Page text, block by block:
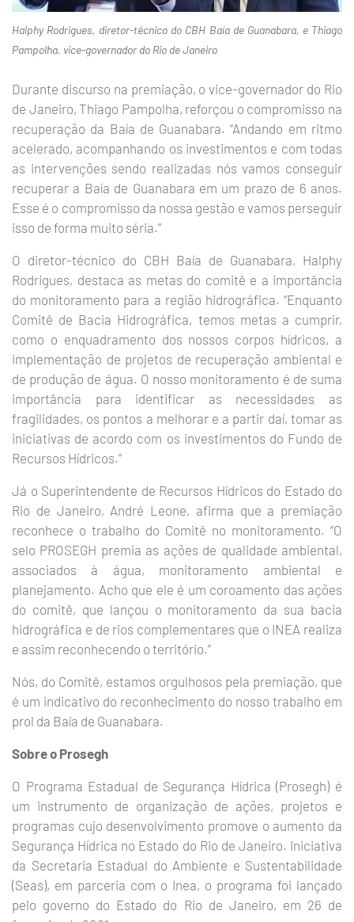
Halphy Rodrigues, diretor-técnico do CBH Baía de Guanabara, e Thiago
Pampolha, vice-governador do Rio de Janeiro
Durante discurso na premiação, o vice-governador do Rio
de Janeiro, Thiago Pampolha, reforçou o compromisso na
recuperação da Baía de Guanabara. “Andando em ritmo
acelerado, acompanhando os investimentos e com todas
as intervenções sendo realizadas nós vamos conseguir
recuperar a Baía de Guanabara em um prazo de 6 anos.
Esse é o compromisso da nossa gestão e vamos perseguir
isso de forma muito séria.”
O diretor-técnico do CBH Baía de Guanabara, Halphy
Rodrigues, destaca as metas do comitê e a importância
do monitoramento para a região hidrográfica. “Enquanto
Comitê de Bacia Hidrográfica, temos metas a cumprir,
como o enquadramento dos nossos corpos hídricos, a
implementação de projetos de recuperação ambiental e
de produção de água. O nosso monitoramento é de suma
importância para identificar as necessidades as
fragilidades, os pontos a melhorar e a partir daí, tomar as
iniciativas de acordo com os investimentos do Fundo de
Recursos Hídricos.”
Já o Superintendente de Recursos Hídricos do Estado do
Rio de Janeiro, André Leone, afirma que a premiação
reconhece o trabalho do Comitê no monitoramento. “O
selo PROSEGH premia as ações de qualidade ambiental,
associados à água, monitoramento ambiental e
planejamento. Acho que ele é um coroamento das ações
do comitê, que lançou o monitoramento da sua bacia
hidrográfica e de rios complementares que o INEA realiza
e assim reconhecendo o território.”
Nós, do Comitê, estamos orgulhosos pela premiação, que
é um indicativo do reconhecimento do nosso trabalho em
prol da Baía de Guanabara.
Sobre o Prosegh
O Programa Estadual de Segurança Hídrica (Prosegh) é
um instrumento de organização de ações, projetos e
programas cujo desenvolvimento promove o aumento da
Segurança Hídrica no Estado do Rio de Janeiro. Iniciativa
da Secretaria Estadual do Ambiente e Sustentabilidade
(Seas), em parceria com o Inea, o programa foi lançado
pelo governo do Estado do Rio de Janeiro, em 26 de